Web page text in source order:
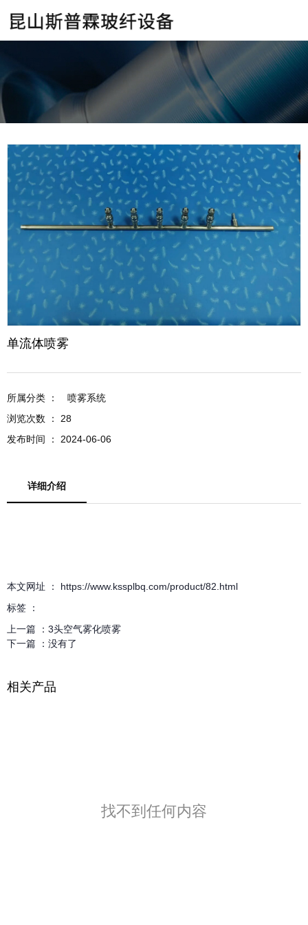
单流体喷雾
所属分类 ：
喷雾系统
浏览次数 ： 28
发布时间 ： 2024-06-06
详细介绍
本文网址 ： https://www.kssplbq.com/product/82.html
标签 ：
上一篇 ： 3头空气雾化喷雾
下一篇 ： 没有了
相关产品
找不到任何内容